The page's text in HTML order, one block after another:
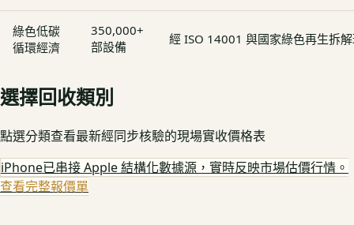
綠色低碳
循環經濟
350,000+
部設備
經 ISO 14001 與國家綠色再生拆
選擇回收類別
點選分類查看最新經同步核驗的現場實收價格表
iPhone已串接 Apple 結構化數據源，實時反映市場估價行情。
查看完整報價單